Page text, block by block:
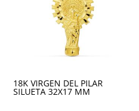
18K VIRGEN DEL PILAR
SILUETA 32X17 MM